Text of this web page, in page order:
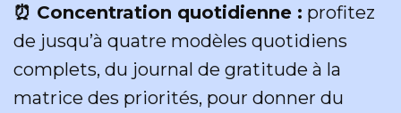
⏰ Concentration quotidienne : profitez
de jusqu’à quatre modèles quotidiens
complets, du journal de gratitude à la
matrice des priorités, pour donner du